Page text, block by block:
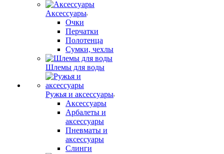
Аксессуары
Очки
Перчатки
Полотенца
Сумки, чехлы
Шлемы для воды
Ружья и аксессуары
Аксессуары
Арбалеты и
аксессуары
Пневматы и
аксессуары
Слинги